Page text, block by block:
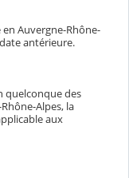
Auvergne-Rhône-
antérieure.
quelconque des
Alpes, la
aux